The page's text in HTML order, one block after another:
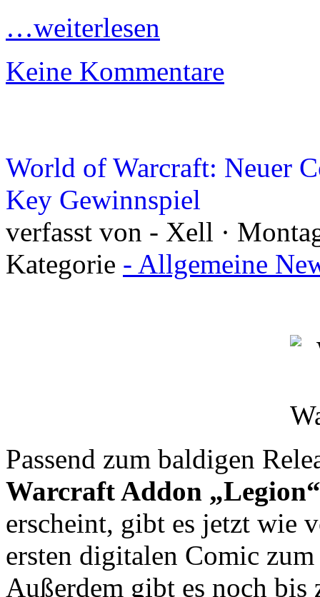
…weiterlesen
Keine Kommentare
World of Warcraft: Neuer
Key Gewinnspiel
verfasst von - Xell ·
Kategorie - Allgemeine
Passend zum baldigen
Warcraft Addon „Legion“
erscheint, gibt es jetzt wie
ersten digitalen Comic
Außerdem gibt es noch bis